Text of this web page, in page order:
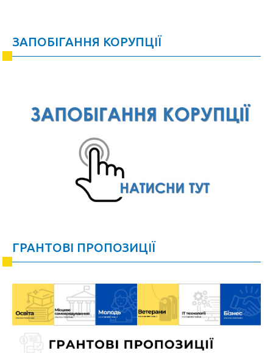
ЗАПОБІГАННЯ КОРУПЦІЇ
ГРАНТОВІ ПРОПОЗИЦІЇ